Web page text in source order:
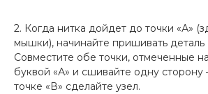
2. Когда нитка дойдет до точки «А»
мышки), начинайте пришивать
Совместите обе точки, отмеченные
буквой «А» и сшивайте одну
точке «В» сделайте узел.